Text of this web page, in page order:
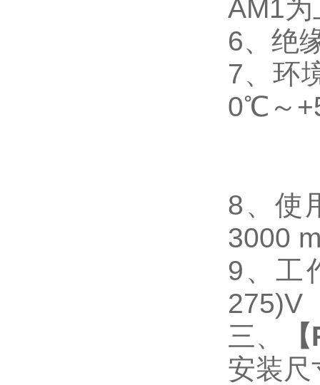
AM1
6、 绝
7、 环
0℃～
8 、使
3000
9 、工
三、
【
安装尺